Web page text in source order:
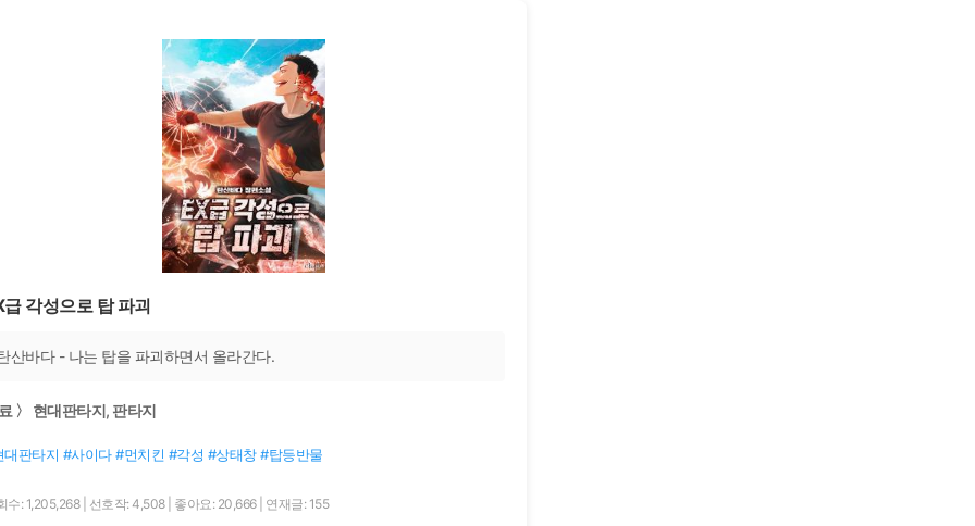
급 각성으로 탑 파괴
산바다 - 나는 탑을 파괴하면서 올라간다.
〉 현대판타지, 판타지
대판타지 #사이다 #먼치킨 #각성 #상태창 #탑등반물
수: 1,205,268 선호작: 4,508 좋아요: 20,666 연재글: 155